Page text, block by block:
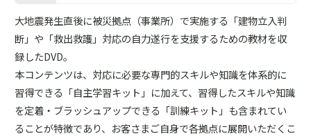
大地震発生直後に被災拠点（事業所）で実施する「建物立入判
断」や「救出救護」対応の自力遂行を支援するための教材を収
録したDVD。
本コンテンツは、対応に必要な専門的スキルや知識を体系的に
習得できる「自主学習キット」に加えて、習得したスキルや知識
を定着・ブラッシュアップできる「訓練キット」も含まれてい
ることが特徴であり、お客さまご自身で各拠点に展開いただくこ